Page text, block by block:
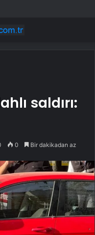
Milyon TL Destek
saldırı:
0 Bir dakikadan az